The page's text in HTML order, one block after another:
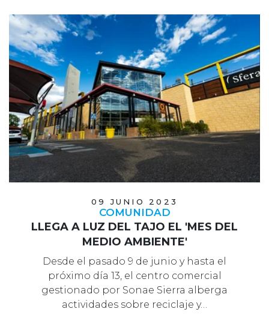
09 JUNIO 2023
COMUNIDAD
LLEGA A LUZ DEL TAJO EL 'MES DEL
MEDIO AMBIENTE'
Desde el pasado 9 de junio y hasta el
próximo día 13, el centro comercial
gestionado por Sonae Sierra alberga
actividades sobre reciclaje y…